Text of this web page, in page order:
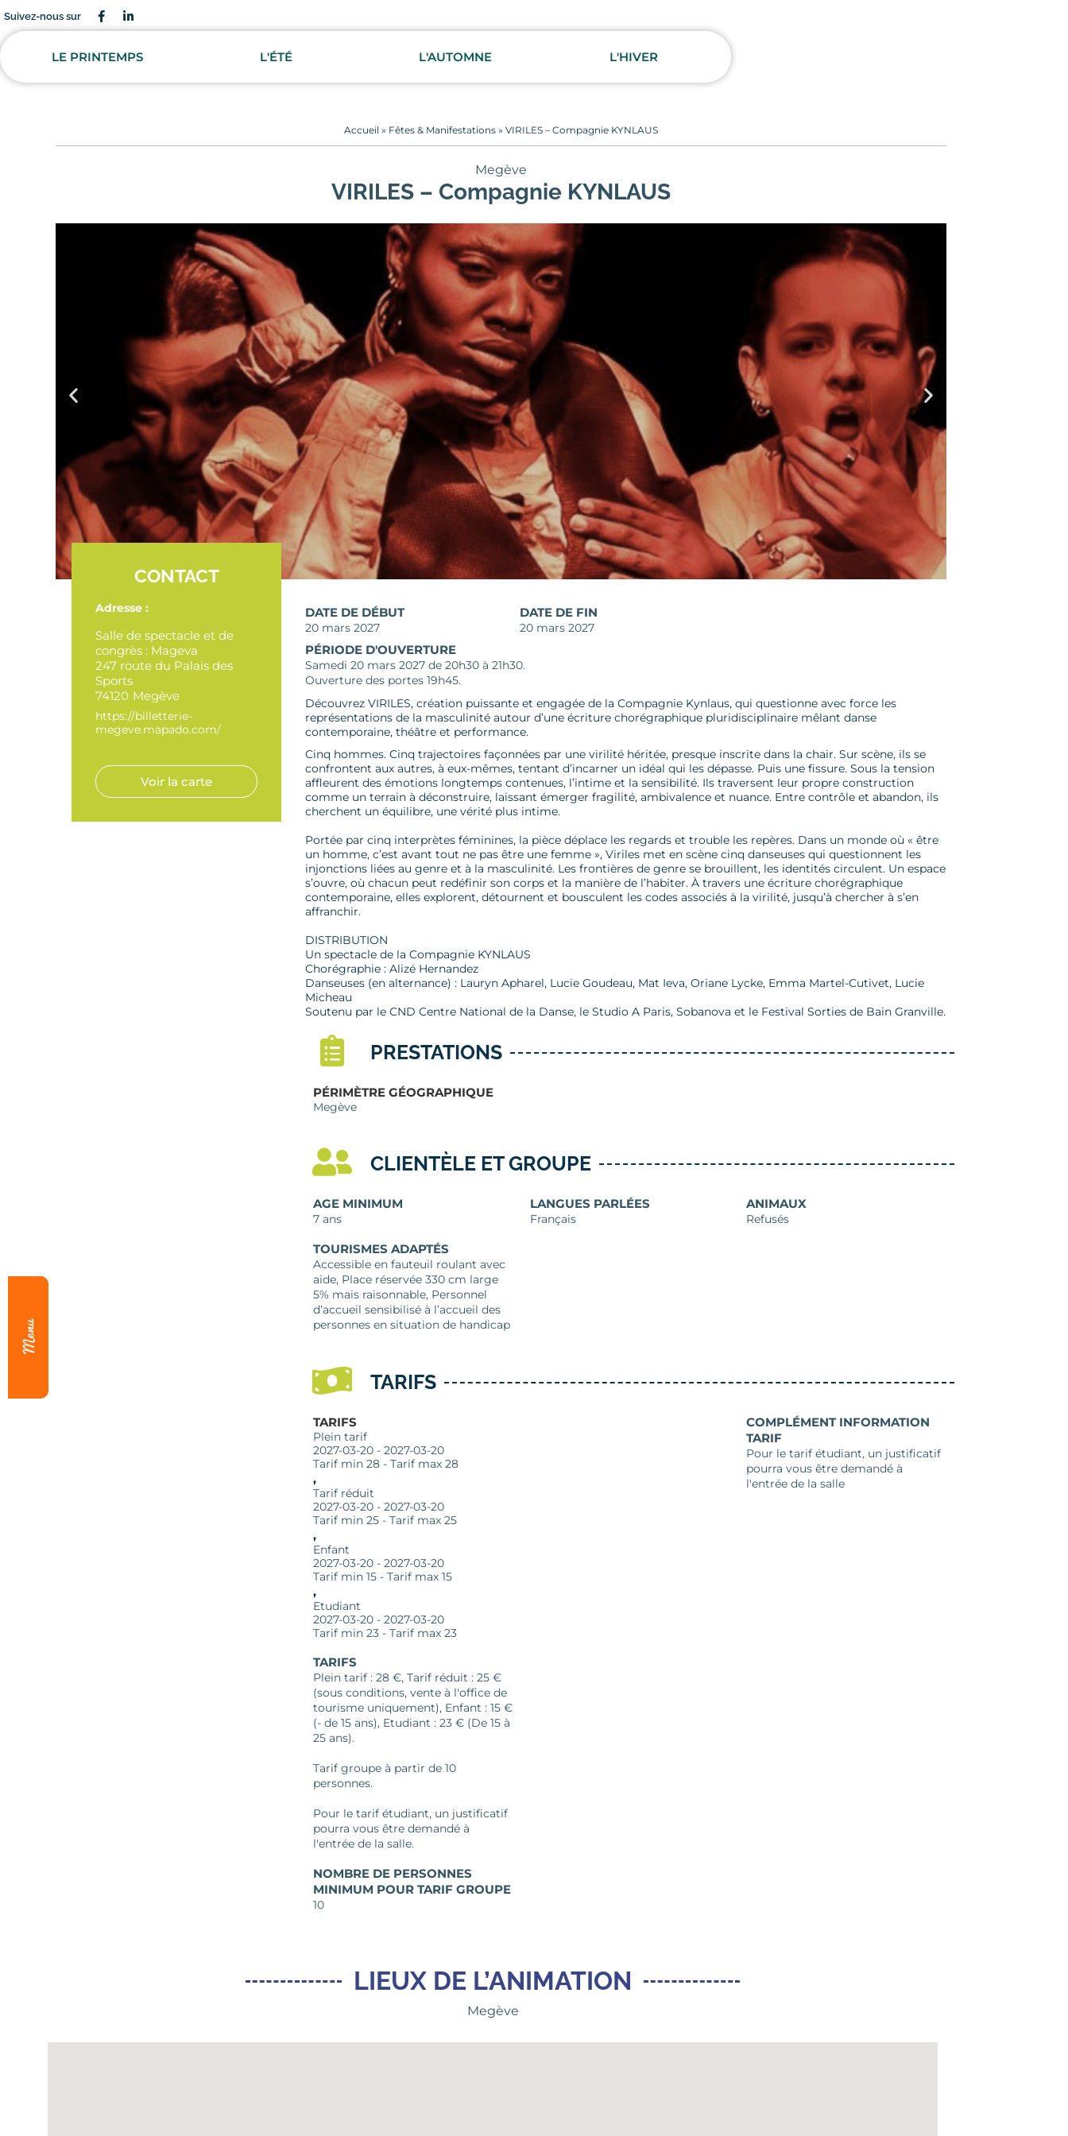
Suivez-nous sur
LE PRINTEMPS L'ÉTÉ L'AUTOMNE L'HIVER
Accueil » Fêtes & Manifestations » VIRILES – Compagnie KYNLAUS
Megève
VIRILES – Compagnie KYNLAUS
CONTACT
Adresse :
Salle de spectacle et de
congrès : Mageva
247 route du Palais des
Sports
74120 Megève
https://billetterie-
megeve.mapado.com/
Voir la carte
DATE DE DÉBUT
20 mars 2027
DATE DE FIN
20 mars 2027
PÉRIODE D'OUVERTURE
Samedi 20 mars 2027 de 20h30 à 21h30.
Ouverture des portes 19h45.
Découvrez VIRILES, création puissante et engagée de la Compagnie Kynlaus, qui questionne avec force les
représentations de la masculinité autour d’une écriture chorégraphique pluridisciplinaire mêlant danse
contemporaine, théâtre et performance.
Cinq hommes. Cinq trajectoires façonnées par une virilité héritée, presque inscrite dans la chair. Sur scène, ils se
confrontent aux autres, à eux-mêmes, tentant d’incarner un idéal qui les dépasse. Puis une fissure. Sous la tension
affleurent des émotions longtemps contenues, l’intime et la sensibilité. Ils traversent leur propre construction
comme un terrain à déconstruire, laissant émerger fragilité, ambivalence et nuance. Entre contrôle et abandon, ils
cherchent un équilibre, une vérité plus intime.
Portée par cinq interprètes féminines, la pièce déplace les regards et trouble les repères. Dans un monde où « être
un homme, c’est avant tout ne pas être une femme », Viriles met en scène cinq danseuses qui questionnent les
injonctions liées au genre et à la masculinité. Les frontières de genre se brouillent, les identités circulent. Un espace
s’ouvre, où chacun peut redéfinir son corps et la manière de l’habiter. À travers une écriture chorégraphique
contemporaine, elles explorent, détournent et bousculent les codes associés à la virilité, jusqu’à chercher à s’en
affranchir.
DISTRIBUTION
Un spectacle de la Compagnie KYNLAUS
Chorégraphie : Alizé Hernandez
Danseuses (en alternance) : Lauryn Apharel, Lucie Goudeau, Mat Ieva, Oriane Lycke, Emma Martel-Cutivet, Lucie
Micheau
Soutenu par le CND Centre National de la Danse, le Studio A Paris, Sobanova et le Festival Sorties de Bain Granville.
PRESTATIONS
PÉRIMÈTRE GÉOGRAPHIQUE
Megève
CLIENTÈLE ET GROUPE
AGE MINIMUM
7 ans
TOURISMES ADAPTÉS
Accessible en fauteuil roulant avec
aide, Place réservée 330 cm large
5% mais raisonnable, Personnel
d’accueil sensibilisé à l’accueil des
personnes en situation de handicap
LANGUES PARLÉES
Français
ANIMAUX
Refusés
TARIFS
TARIFS
Plein tarif
2027-03-20 - 2027-03-20
Tarif min 28 - Tarif max 28
,
Tarif réduit
2027-03-20 - 2027-03-20
Tarif min 25 - Tarif max 25
,
Enfant
2027-03-20 - 2027-03-20
Tarif min 15 - Tarif max 15
,
Etudiant
2027-03-20 - 2027-03-20
Tarif min 23 - Tarif max 23
TARIFS
Plein tarif : 28 €, Tarif réduit : 25 €
(sous conditions, vente à l'office de
tourisme uniquement), Enfant : 15 €
(- de 15 ans), Etudiant : 23 € (De 15 à
25 ans).
Tarif groupe à partir de 10
personnes.
Pour le tarif étudiant, un justificatif
pourra vous être demandé à
l'entrée de la salle.
NOMBRE DE PERSONNES
MINIMUM POUR TARIF GROUPE
10
COMPLÉMENT INFORMATION
TARIF
Pour le tarif étudiant, un justificatif
pourra vous être demandé à
l'entrée de la salle
LIEUX DE L’ANIMATION
Megève